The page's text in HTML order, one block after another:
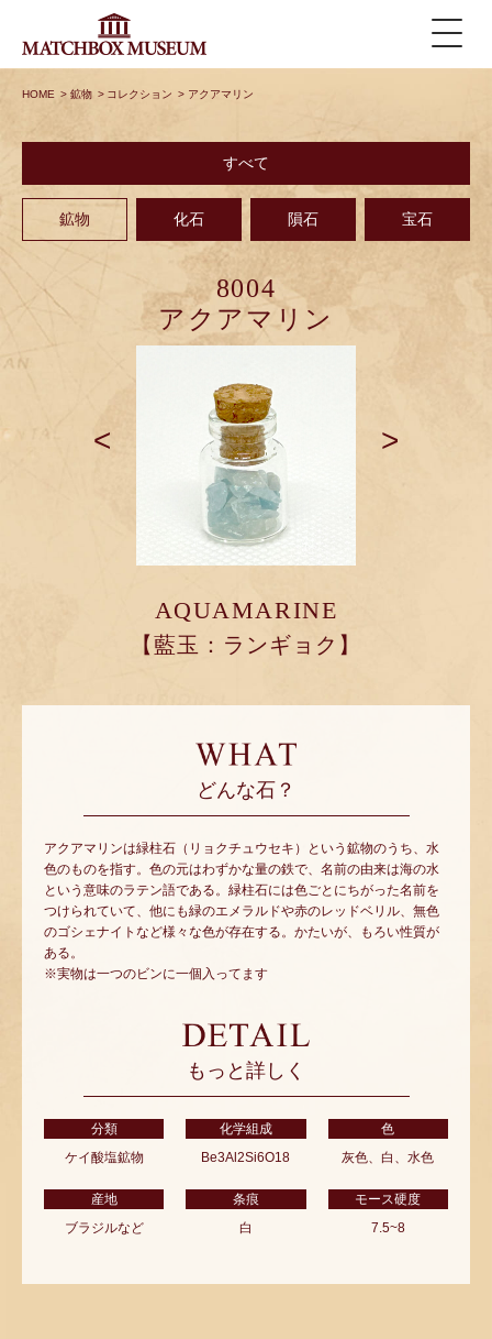
HOME > 鉱物 > コレクション > アクアマリン
すべて
鉱物 化石 隕石 宝石
<
8004
アクアマリン
>
AQUAMARINE
【藍玉：ランギョク】
どんな石？
アクアマリンは緑柱石（リョクチュウセキ）という鉱物のうち、水
色のものを指す。色の元はわずかな量の鉄で、名前の由来は海の水
という意味のラテン語である。緑柱石には色ごとにちがった名前を
つけられていて、他にも緑のエメラルドや赤のレッドベリル、無色
のゴシェナイトなど様々な色が存在する。かたいが、もろい性質が
ある。
※実物は一つのビンに一個入ってます
もっと詳しく
分類
ケイ酸塩鉱物
化学組成
Be3Al2Si6O18
色
灰色、白、水色
産地
ブラジルなど
条痕
白
モース硬度
7.5~8